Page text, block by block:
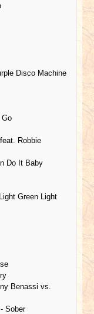
Disco Machine
Go
Robbie
Do It Baby
Green Light
Benassi vs.
Sober